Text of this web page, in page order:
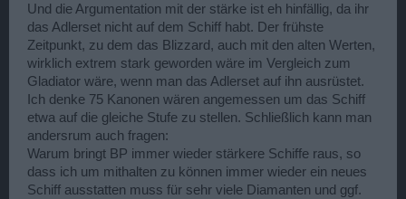
Und die Argumentation mit der stärke ist eh hinfällig, da ihr
das Adlerset nicht auf dem Schiff habt. Der frühste
Zeitpunkt, zu dem das Blizzard, auch mit den alten Werten,
wirklich extrem stark geworden wäre im Vergleich zum
Gladiator wäre, wenn man das Adlerset auf ihn ausrüstet.
Ich denke 75 Kanonen wären angemessen um das Schiff
etwa auf die gleiche Stufe zu stellen. Schließlich kann man
andersrum auch fragen:
Warum bringt BP immer wieder stärkere Schiffe raus, so
dass ich um mithalten zu können immer wieder ein neues
Schiff ausstatten muss für sehr viele Diamanten und ggf.